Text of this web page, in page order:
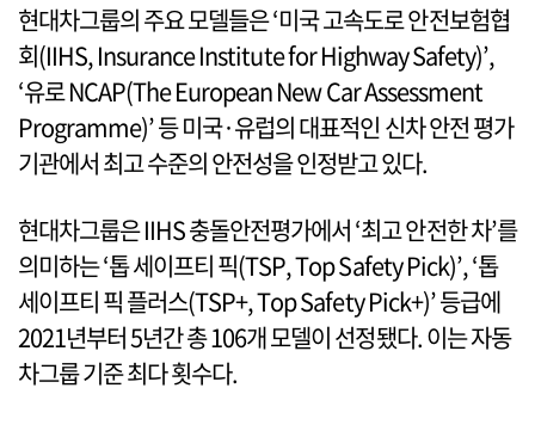
현대차그룹의 주요 모델들은 ‘미국 고속도로 안전보험협
회(IIHS, Insurance Institute for Highway Safety)’,
‘유로 NCAP(The European New Car Assessment
Programme)’ 등 미국·유럽의 대표적인 신차 안전 평가
기관에서 최고 수준의 안전성을 인정받고 있다.
현대차그룹은 IIHS 충돌안전평가에서 ‘최고 안전한 차’를
의미하는 ‘톱 세이프티 픽(TSP, Top Safety Pick)’, ‘톱
세이프티 픽 플러스(TSP+, Top Safety Pick+)’ 등급에
2021년부터 5년간 총 106개 모델이 선정됐다. 이는 자동
차그룹 기준 최다 횟수다.